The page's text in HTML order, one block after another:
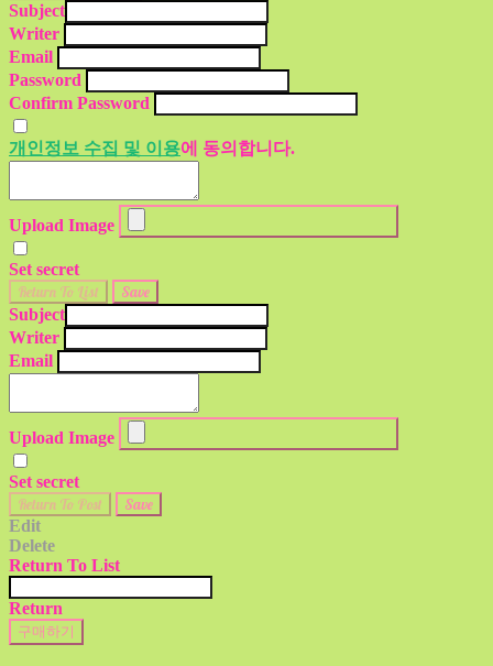
Subject
Writer
Email
Password
Confirm Password
개인정보 수집 및 이용에 동의합니다.
Upload Image
Set secret
Return To List Save
Subject
Writer
Email
Upload Image
Set secret
Return To Post Save
Edit
Delete
Return To List
Return
구매하기